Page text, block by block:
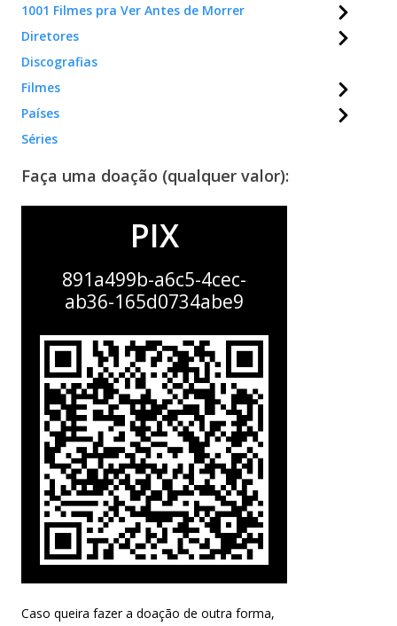
1001 Filmes pra Ver Antes de Morrer
Diretores
Discografias
Filmes
Países
Séries
Faça uma doação (qualquer valor):
PIX
891a499b-a6c5-4cec-
ab36-165d0734abe9
Caso queira fazer a doação de outra forma,